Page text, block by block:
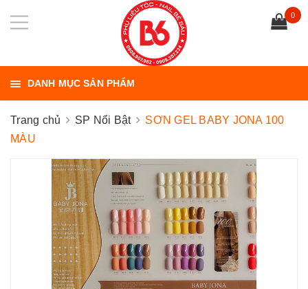
0
DANH MỤC SẢN PHẨM
Trang chủ SP Nổi Bật
SƠN GEL BABY JONA 100
MÀU